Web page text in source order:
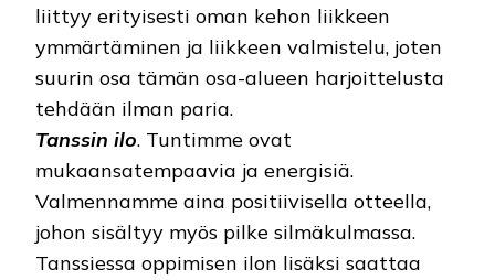
liittyy erityisesti oman kehon liikkeen
ymmärtäminen ja liikkeen valmistelu, joten
suurin osa tämän osa-alueen harjoittelusta
tehdään ilman paria.
Tanssin ilo. Tuntimme ovat
mukaansatempaavia ja energisiä.
Valmennamme aina positiivisella otteella,
johon sisältyy myös pilke silmäkulmassa.
Tanssiessa oppimisen ilon lisäksi saattaa